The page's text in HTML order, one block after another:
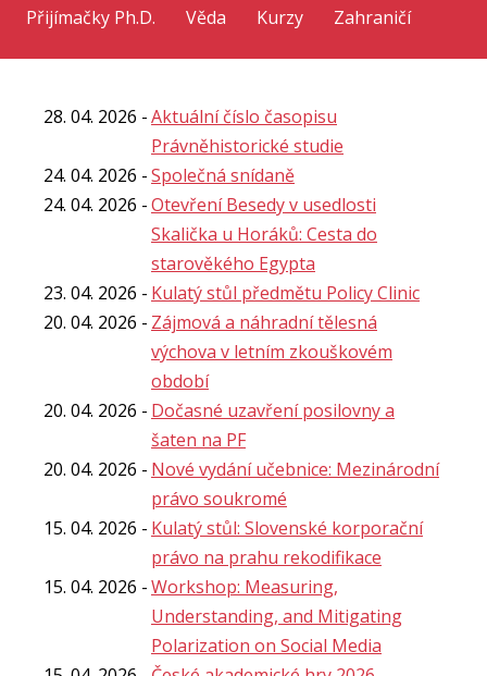
Přijímačky Ph.D. Věda Kurzy Zahraničí
28. 04. 2026
Aktuální číslo časopisu
Právněhistorické studie
24. 04. 2026
Společná snídaně
24. 04. 2026
Otevření Besedy v usedlosti
Skalička u Horáků: Cesta do
starověkého Egypta
23. 04. 2026
Kulatý stůl předmětu Policy Clinic
20. 04. 2026
Zájmová a náhradní tělesná
výchova v letním zkouškovém
období
20. 04. 2026
Dočasné uzavření posilovny a
šaten na PF
20. 04. 2026
Nové vydání učebnice: Mezinárodní
právo soukromé
15. 04. 2026
Kulatý stůl: Slovenské korporační
právo na prahu rekodifikace
15. 04. 2026
Workshop: Measuring,
Understanding, and Mitigating
Polarization on Social Media